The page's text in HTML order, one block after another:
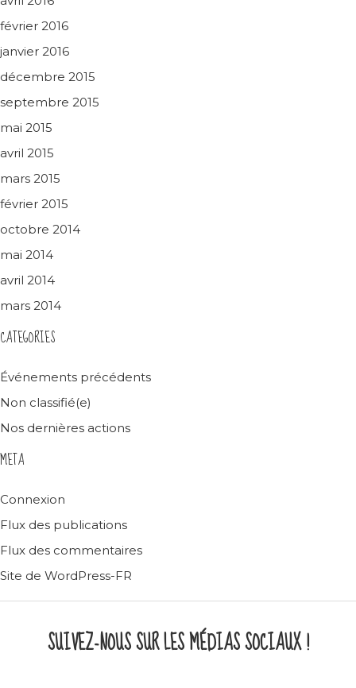
février 2016
janvier 2016
décembre 2015
septembre 2015
mai 2015
avril 2015
mars 2015
février 2015
octobre 2014
mai 2014
avril 2014
mars 2014
CATEGORIES
Événements précédents
Non classifié(e)
Nos dernières actions
META
Connexion
Flux des publications
Flux des commentaires
Site de WordPress-FR
SUIVEZ-NOUS SUR LES MÉDIAS SOCIAUX !